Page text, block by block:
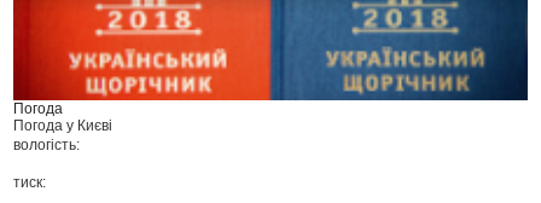
Погода
Погода у Києві
вологість:
тиск: